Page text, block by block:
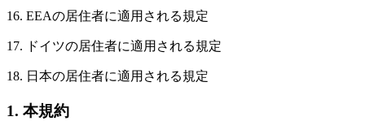
16. EEAの居住者に適用される規定
17. ドイツの居住者に適用される規定
18. 日本の居住者に適用される規定
1. 本規約